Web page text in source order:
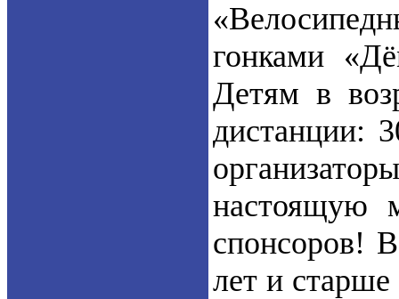
гонками
Детям в
дистанции:
настоящую
спонсоров!
лет и старше